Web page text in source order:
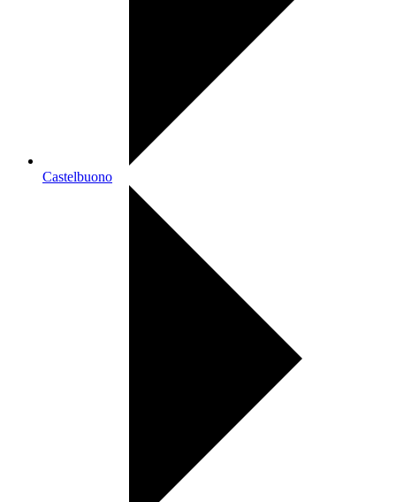
Castelbuono